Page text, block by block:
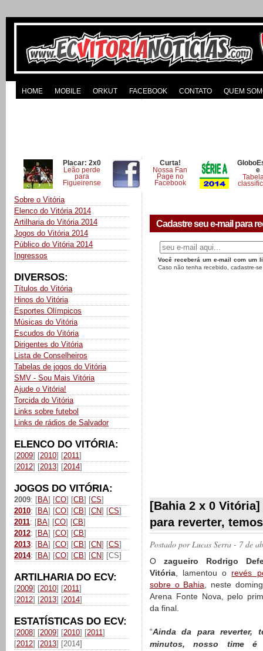
HOME MOBILE ORKUT FACEBOOK CONTATO QUEM
Placar: 2x0
Leão perde
para
Figueirense
Curta!
Nossa Fan
Page no
Facebook
e
Sobre o Vitória
Elenco do Vitória 2014
Artilharia do Vitória 2014
Jogos do Vitória 2014
Público do Vitória 2014
Ingressos
DIVERSOS:
Títulos do Vitória
Hinos do Vitória
Esportes Olímpicos
Músicas do Vitória
Escudos do Vitória
Dirigentes do Vitória
Lista de Conselheiros
Tabelas de jogos do Vitória
SMV - Sou Mais Vitória
Ajude o Vitória!
Torcida do Vitória
Links sobre futebol
Links de rádios de Salvador
ELENCO DO VITÓRIA:
[2009] [2010] [2011]
[2012] [2013] [2014]
JOGOS DO VITÓRIA:
2009: [BA] [CO] [CB] [CS]
2010: [BA] [CO] [CB] [CN] [CS]
2011: [BA] [CO] [CB]
2012: [BA] [CO] [CB]
2013: [BA] [CO] [CB] [CN] [CS]
2014: [BA] [CO] [CB] [CN] [CS]
ARTILHARIA DO ECV:
[2009] [2010] [2011]
[2012] [2013] [2014]
ESTATÍSTICAS DO ECV:
[2008] [2009] [2010] [2011]
[2012] [2013] [2014]
Cadastre seu e-mail para
Você receberá um e-mail com um
Caso não tenha recebido, cadastre-
[Bahia 2 x 0
para reverter,
Postado porLucas Serra - 7 de
O zagueiro Rodrigo
Vitória, lamentou o revés
sobre o Bahia, neste
Arena Fonte Nova, pelo
da final.
“Ainda da para reverter,
minutos, nosso time